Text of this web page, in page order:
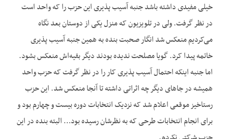
خیلی مفیدی داشته باشد جنبه آسیب پذیری این حزب را که واحد است
در نظر گرفت. ولی در تلویزیون که منزل یکی از دوستان بعد نگاه
می‌کردیم منعکس شد انگار صحبت بنده به همین جنبه آسیب پذیری
خاتمه پیدا کرد. گویا مصلحت ندیده بودند دیگر بقیه‌اش منعکس بشود.
اما جنبه اینکه احتمال آسیب پذیری کار را در نظر گرفت که حزب واحد
همیشه در جا‌های دیگر چه اثراتی داشته تا آنجا منعکس شد. این حزب
رستاخیز موقعی اعلام شد که نزدیک انتخابات دوره بیست و چهارم بود و
برای انجام انتخابات طرحی که به نظرشان رسیده بود… البته بنده در این